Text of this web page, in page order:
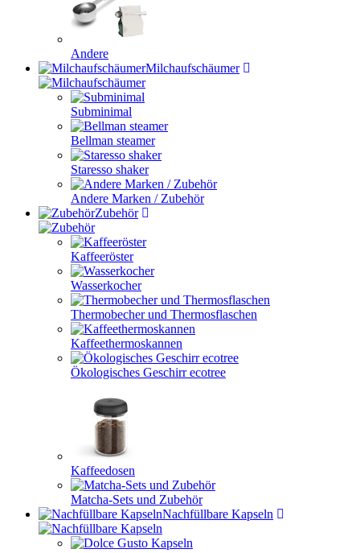
Andere
Milchaufschäumer
Subminimal
Bellman steamer
Staresso shaker
Andere Marken / Zubehör
Zubehör
Kaffeeröster
Wasserkocher
Thermobecher und Thermosflaschen
Kaffeethermoskannen
Ökologisches Geschirr ecotree
Kaffeedosen
Matcha-Sets und Zubehör
Nachfüllbare Kapseln